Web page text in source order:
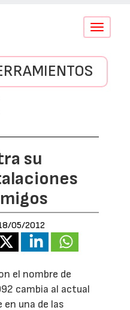
Conmutar
su
05/2012
el nombre de
cambia al actual
una de las